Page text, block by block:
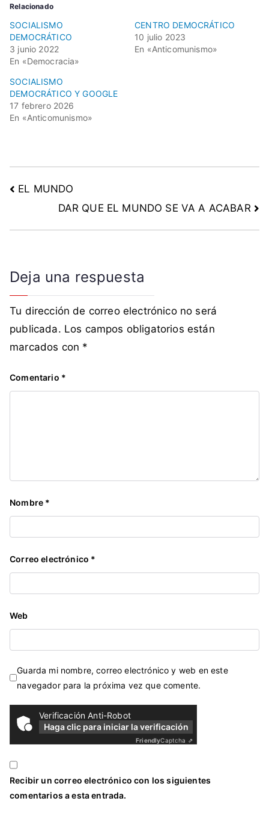
Relacionado
SOCIALISMO
DEMOCRÁTICO
3 junio 2022
En «Democracia»
CENTRO DEMOCRÁTICO
10 julio 2023
En «Anticomunismo»
SOCIALISMO
DEMOCRÁTICO Y GOOGLE
17 febrero 2026
En «Anticomunismo»
EL MUNDO
DAR QUE EL MUNDO SE VA A ACABAR
Deja una respuesta
Tu dirección de correo electrónico no será
publicada. Los campos obligatorios están
marcados con *
Comentario *
Nombre *
Correo electrónico *
Web
Guarda mi nombre, correo electrónico y web en este
navegador para la próxima vez que comente.
Verificación Anti-Robot
Haga clic para iniciar la verificación
FriendlyCaptcha ⇗
Recibir un correo electrónico con los siguientes
comentarios a esta entrada.